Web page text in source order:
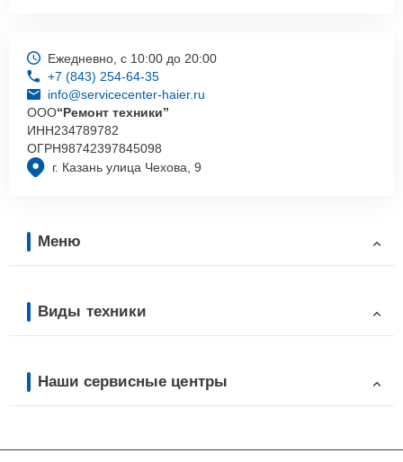
г. Казань улица Чехова, 9
Ежедневно, с 10:00 до 20:00
+7 (843) 254-64-35
info@servicecenter-haier.ru
ООО“Ремонт техники”
ИНН234789782
ОГРН98742397845098
Меню
Виды техники
Наши сервисные центры